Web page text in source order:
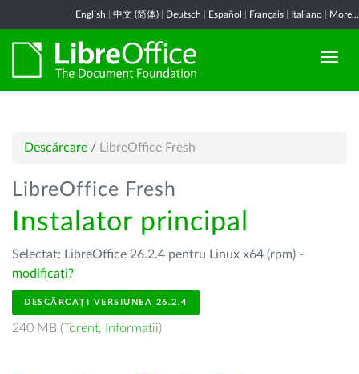
English 中文 (简体) Deutsch Español Français Italiano More...
Descărcare / LibreOffice Fresh
LibreOffice Fresh
Instalator principal
Selectat: LibreOffice 26.2.4 pentru Linux x64 (rpm) -
modificați?
DESCĂRCAȚI VERSIUNEA 26.2.4
240 MB (Torent, Informații)